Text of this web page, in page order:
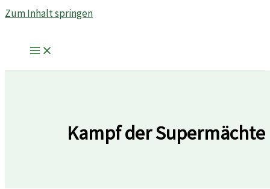
Zum Inhalt springen
Kampf der Supermächte